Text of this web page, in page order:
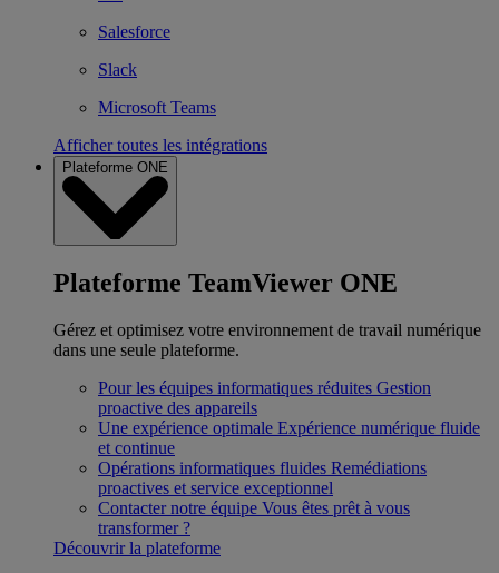
Salesforce
Slack
Microsoft Teams
Afficher toutes les intégrations
Plateforme ONE
Plateforme TeamViewer ONE
Gérez et optimisez votre environnement de travail numérique
dans une seule plateforme.
Pour les équipes informatiques réduites Gestion
proactive des appareils
Une expérience optimale Expérience numérique fluide
et continue
Opérations informatiques fluides Remédiations
proactives et service exceptionnel
Contacter notre équipe Vous êtes prêt à vous
transformer ?
Découvrir la plateforme